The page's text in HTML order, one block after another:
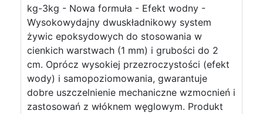
kg-3kg - Nowa formuła - Efekt wodny -
Wysokowydajny dwuskładnikowy system
żywic epoksydowych do stosowania w
cienkich warstwach (1 mm) i grubości do 2
cm. Oprócz wysokiej przezroczystości (efekt
wody) i samopoziomowania, gwarantuje
dobre uszczelnienie mechaniczne wzmocnień i
zastosowań z włóknem węglowym. Produkt